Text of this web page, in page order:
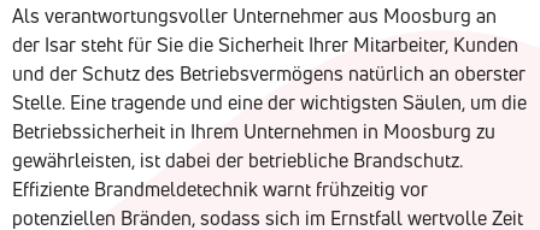
Als verantwortungsvoller Unternehmer aus Moosburg an
der Isar steht für Sie die Sicherheit Ihrer Mitarbeiter, Kunden
und der Schutz des Betriebsvermögens natürlich an oberster
Stelle. Eine tragende und eine der wichtigsten Säulen, um die
Betriebssicherheit in Ihrem Unternehmen in Moosburg zu
gewährleisten, ist dabei der betriebliche Brandschutz.
Effiziente Brandmeldetechnik warnt frühzeitig vor
potenziellen Bränden, sodass sich im Ernstfall wertvolle Zeit